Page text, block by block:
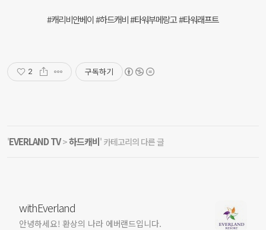
#캐리비안베이 #하드캐비 #타워부메랑고 #타워래프트
2 구독하기
'EVERLAND TV>하드캐비' 카테고리의 다른 글
withEverland
안녕하세요! 환상의 나라 에버랜드입니다.